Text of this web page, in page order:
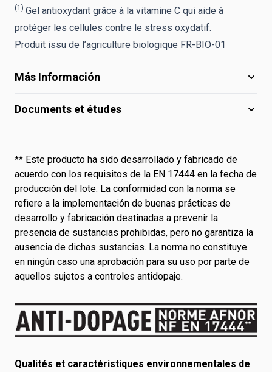
(1) Gel antioxydant grâce à la vitamine C qui aide à
protéger les cellules contre le stress oxydatif.
Produit issu de l’agriculture biologique FR-BIO-01
Más Información
Documents et études
** Este producto ha sido desarrollado y fabricado de
acuerdo con los requisitos de la EN 17444 en la fecha de
producción del lote. La conformidad con la norma se
refiere a la implementación de buenas prácticas de
desarrollo y fabricación destinadas a prevenir la
presencia de sustancias prohibidas, pero no garantiza la
ausencia de dichas sustancias. La norma no constituye
en ningún caso una aprobación para su uso por parte de
aquellos sujetos a controles antidopaje.
Qualités et caractéristiques environnementales de